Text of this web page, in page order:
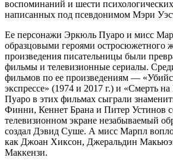
воспоминаний и шести психологических
написанных под псевдонимом Мэри
Ее персонажи Эркюль Пуаро и мисс
образцовыми героями остросюжетного
произведения писательницы были
фильмы и телевизионные сериалы.
фильмов по ее произведениям —
экспрессе» (1974 и 2017 г.) и «Смерть
Пуаро в этих фильмах сыграли
Финни, Кеннет Брана и Питер Устинов
телевизионном экране незабываемый
создал Дэвид Суше. А мисс Марпл
как Джоан Хиксон, Джеральдин
Маккензи.